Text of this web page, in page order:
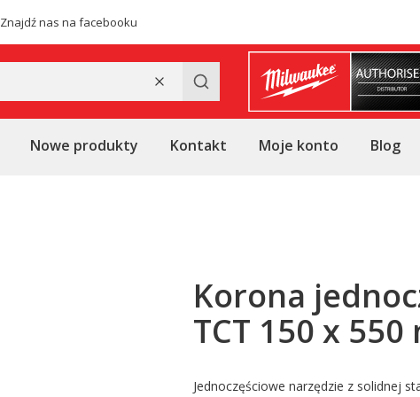
Znajdź nas na facebooku
WyczyśćSzukaj
Nowe produkty Kontakt Moje konto Blog
Korona
TCT 150 x 550
Jednoczęściowe narzędzie z solidnej